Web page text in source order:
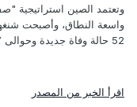
واسعة النطاق، وأصبحت
52 حالة وفاة جديدة وحوالى 17 ألف إصابة في غضون 24 ساعة.
اقرأ الخبر من المصدر